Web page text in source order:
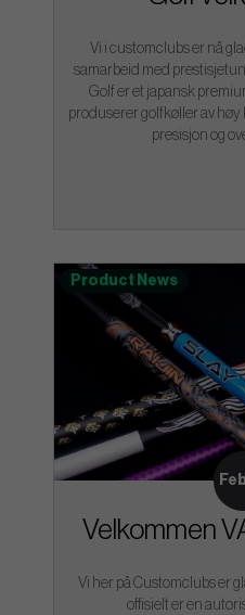
Vi i customclubs er nå
samarbeid med
Golf er et japansk
produserer golfkøller av høy
presisjon og
Product News
Velkommen
Vi her på Customclubs er
offisielt er en